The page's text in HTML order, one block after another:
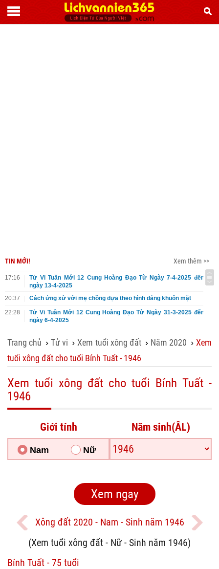
TIN MỚI! Xem thêm >>
17:16
Tử Vi Tuần Mới 12 Cung Hoàng Đạo Từ Ngày 7-4-2025 đến
ngày 13-4-2025
20:37
Cách ứng xử với mẹ chồng dựa theo hình dáng khuôn mặt
22:28
Tử Vi Tuần Mới 12 Cung Hoàng Đạo Từ Ngày 31-3-2025 đến
ngày 6-4-2025
Trang chủ ›Tử vi ›Xem tuổi xông đất › Năm 2020 ›Xem
tuổi xông đất cho tuổi Bính Tuất - 1946
Xem tuổi xông đất cho tuổi Bính Tuất -
1946
Giới tính
Nam Nữ
Năm sinh(ÂL)
Xông đất 2020 - Nam - Sinh năm 1946
(Xem tuổi xông đất - Nữ - Sinh năm 1946)
Bính Tuất - 75 tuổi